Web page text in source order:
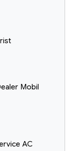
Mobil
AC